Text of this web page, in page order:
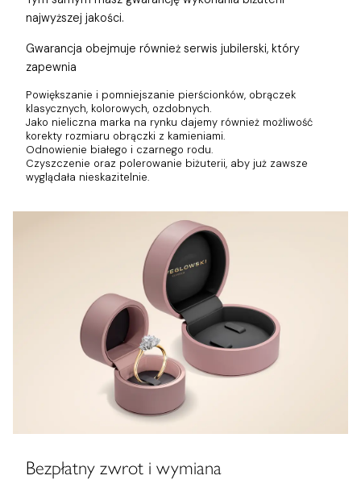
najwyższej jakości.
Gwarancja obejmuje również serwis jubilerski, który
zapewnia
Powiększanie i pomniejszanie pierścionków, obrączek
klasycznych, kolorowych, ozdobnych.
Jako nieliczna marka na rynku dajemy również możliwość
korekty rozmiaru obrączki z kamieniami.
Odnowienie białego i czarnego rodu.
Czyszczenie oraz polerowanie biżuterii, aby już zawsze
wyglądała nieskazitelnie.
Bezpłatny zwrot i wymiana